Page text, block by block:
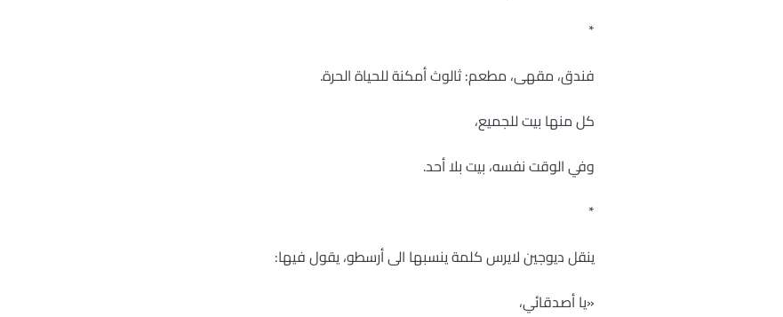
*
فندق، مقهى، مطعم: ثالوث أمكنة للحياة الحرة.
كل منها بيت للجميع،
وفي الوقت نفسه، بيت بلا أحد.
*
ينقل ديوجين لايرس كلمة ينسبها الى أرسطو، يقول فيها:
«يا أصدقائي،